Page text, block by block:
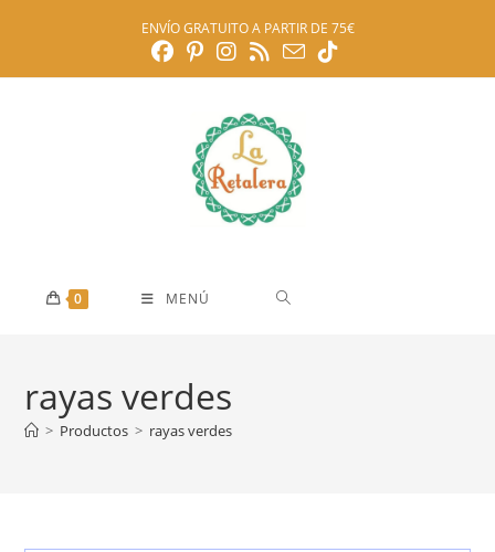
ENVÍO GRATUITO A PARTIR DE 75€
0 MENÚ
rayas verdes
> Productos > rayas verdes